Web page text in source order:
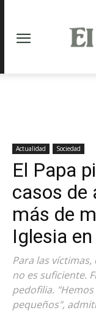
Actualidad Sociedad
El Papa
casos de
más de
Iglesia en
Para las
no es suficiente.
pedofilia.
pequeños",